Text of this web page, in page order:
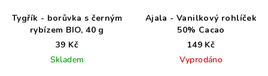
Tygřík - borůvka s černým
rybízem BIO, 40 g
39 Kč
Skladem
Ajala - Vanilkový rohlíček
50% Cacao
149 Kč
Vyprodáno